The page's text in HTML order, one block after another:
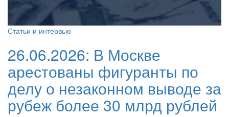
Статьи и интервью
26.06.2026: В Москве
арестованы фигуранты по
делу о незаконном выводе за
рубеж более 30 млрд рублей